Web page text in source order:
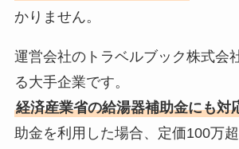
かりません。
運営会社のトラベルブック株式会
る大手企業です。
経済産業省の給湯器補助金にも対
助金を利用した場合、定価100万